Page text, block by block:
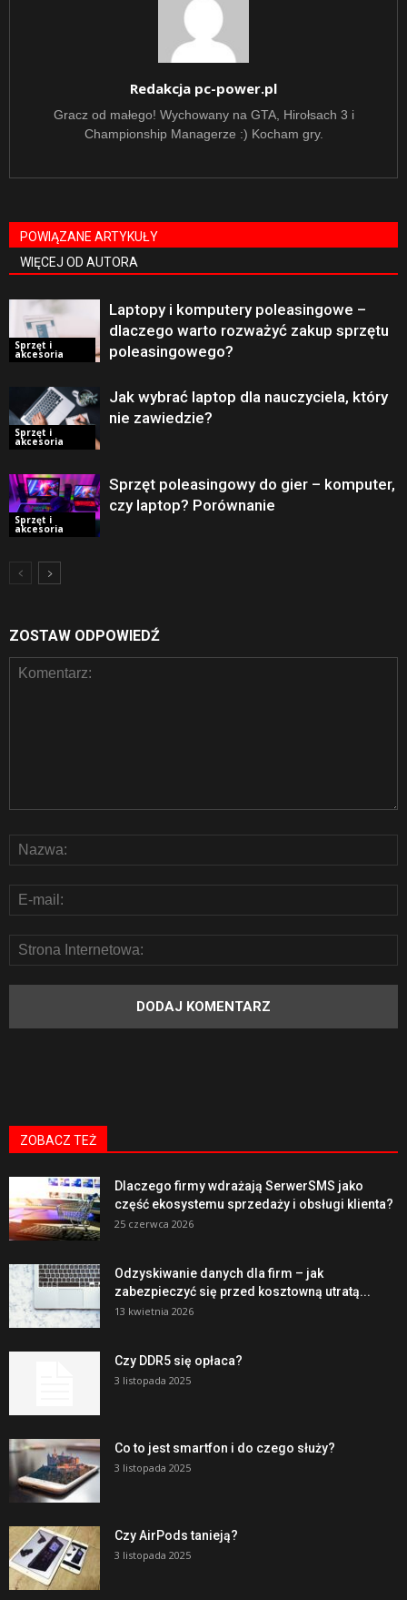
Redakcja pc-power.pl
Gracz od małego! Wychowany na GTA, Hirołsach 3 i
Championship Managerze :) Kocham gry.
POWIĄZANE ARTYKUŁY
WIĘCEJ OD AUTORA
Sprzęt i
akcesoria
Laptopy i komputery poleasingowe –
dlaczego warto rozważyć zakup sprzętu
poleasingowego?
Sprzęt i
akcesoria
Jak wybrać laptop dla nauczyciela, który
nie zawiedzie?
Sprzęt i
akcesoria
Sprzęt poleasingowy do gier – komputer,
czy laptop? Porównanie
ZOSTAW ODPOWIEDŹ
ZOBACZ TEŻ
Dlaczego firmy wdrażają SerwerSMS jako
część ekosystemu sprzedaży i obsługi klienta?
25 czerwca 2026
Odzyskiwanie danych dla firm – jak
zabezpieczyć się przed kosztowną utratą...
13 kwietnia 2026
Czy DDR5 się opłaca?
3 listopada 2025
Co to jest smartfon i do czego służy?
3 listopada 2025
Czy AirPods tanieją?
3 listopada 2025